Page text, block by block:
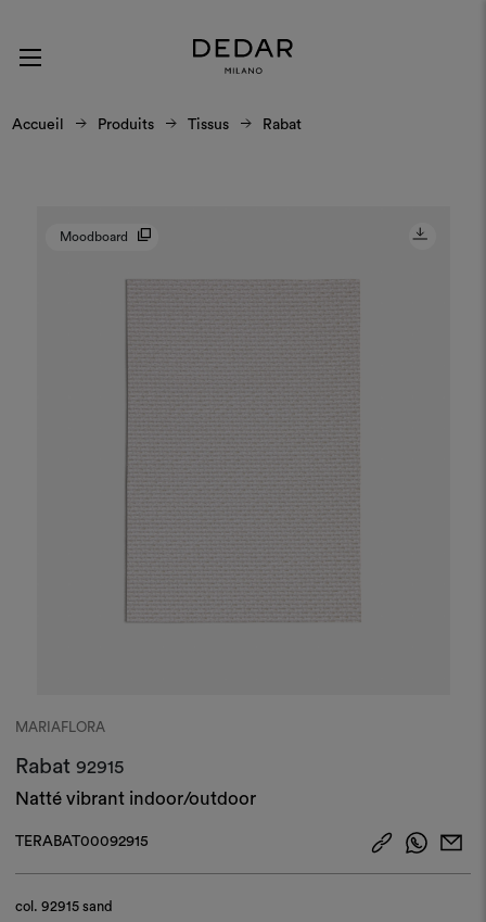
Accueil Produits Tissus Rabat
Moodboard
MARIAFLORA
Rabat92915
Natté vibrant indoor/outdoor
TERABAT00092915
col.92915 sand